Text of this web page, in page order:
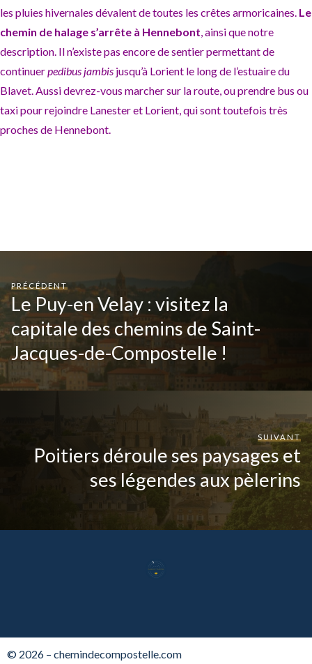
les pluies hivernales dévalent de toutes les crêtes armoricaines. Le
chemin de halage s’arrête à Hennebont, ainsi que notre
description. Il n’existe pas encore de sentier permettant de
continuerpedibus jambis jusqu’à Lorient le long de l’estuaire du
Blavet. Aussi devrez-vous marcher sur la route, ou prendre bus ou
taxi pour rejoindre Lanester et Lorient, qui sont toutefois très
proches de Hennebont.
PRÉCÉDENT
Le Puy-en Velay : visitez la
capitale des chemins de Saint-
Jacques-de-Compostelle !
SUIVANT
Poitiers déroule ses paysages et
ses légendes aux pèlerins
© 2026 – chemindecompostelle.com